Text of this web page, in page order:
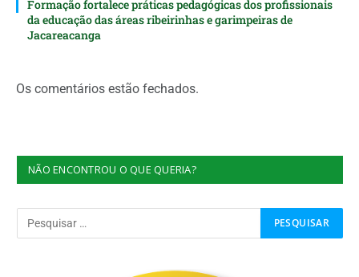
Formação fortalece práticas pedagógicas dos profissionais
da educação das áreas ribeirinhas e garimpeiras de
Jacareacanga
Os comentários estão fechados.
NÃO ENCONTROU O QUE QUERIA?